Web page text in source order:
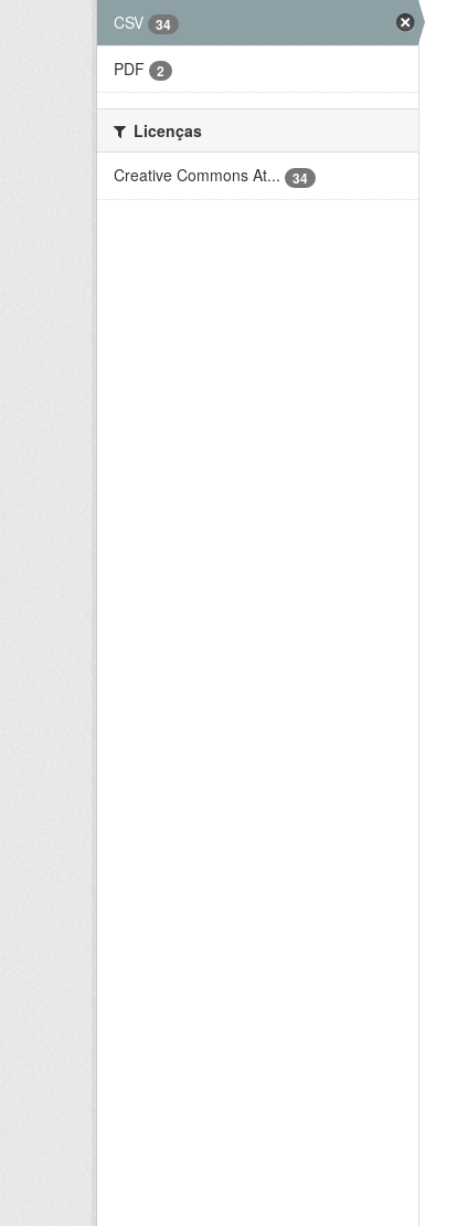
CSV
34
PDF 2
Licenças
Creative Commons At...
34